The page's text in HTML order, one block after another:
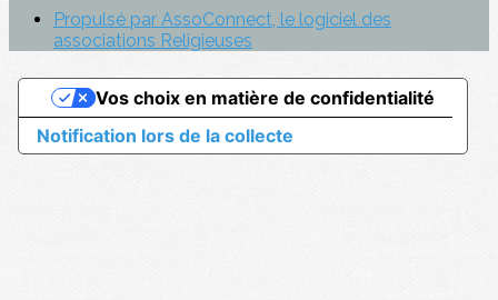
Propulsé par AssoConnect, le logiciel des
associations Religieuses
Notification lors de la collecte
Vos choix en matière de confidentialité